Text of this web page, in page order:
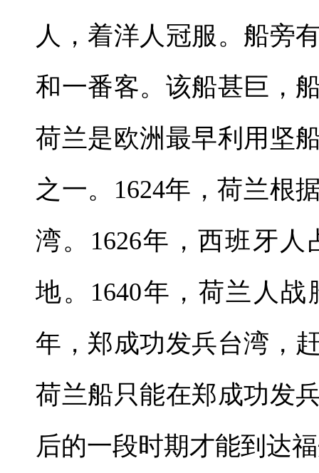
人，着洋人冠服。船旁
和一番客。该船甚巨，
荷兰是欧洲最早利用坚
之一。1624年，荷兰根
湾。1626年，西班牙
地。1640年，荷兰人
年，郑成功发兵台湾，
荷兰船只能在郑成功发
后的一段时期才能到达